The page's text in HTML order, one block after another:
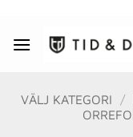
content
VÄLJ KATEGORI /